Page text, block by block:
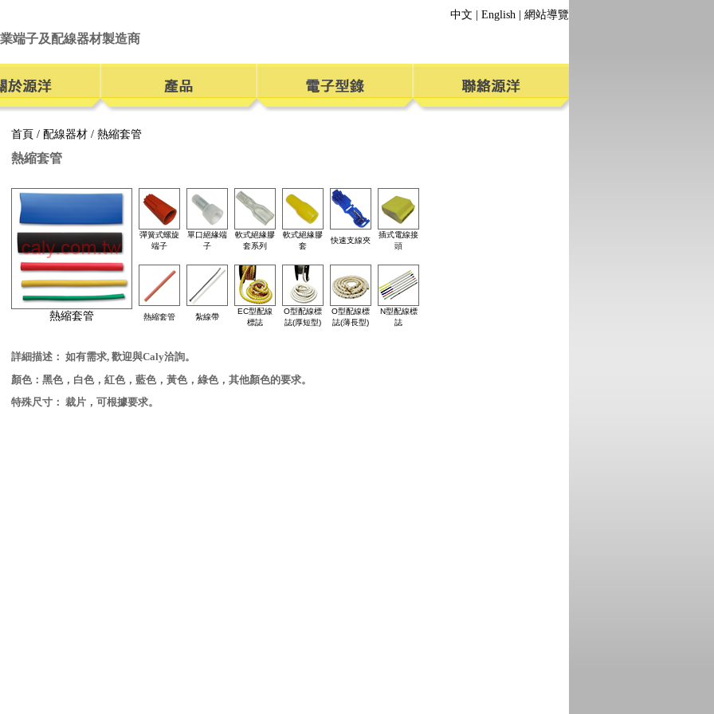
中文 English 網站導覽
端子及配線器材製造商
首頁 / 配線器材 / 熱縮套管
熱縮套管
熱縮套管
彈簧式螺旋
端子
單口絕緣端
子
軟式絕緣膠
套系列
軟式絕緣膠
套
快速支線夾
插式電線接
頭
熱縮套管 紮線帶
EC型配線
標誌
O型配線標
誌(厚短型)
O型配線標
誌(薄長型)
N型配線標
誌
詳細描述： 如有需求, 歡迎與Caly洽詢。
顏色：黑色，白色，紅色，藍色，黃色，綠色，其他顏色的要求。
特殊尺寸： 裁片，可根據要求。